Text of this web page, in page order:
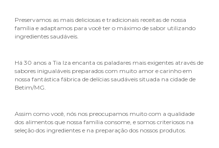
Preservamos as mais deliciosas e tradicionais receitas de nossa
família e adaptamos para você ter o máximo de sabor utilizando
ingredientes saudáveis.
Há 30 anos a Tia Iza encanta os paladares mais exigentes através de
sabores inigualáveis preparados com muito amor e carinho em
nossa fantástica fábrica de delícias saudáveis situada na cidade de
Betim/MG.
Assim como você, nós nos preocupamos muito com a qualidade
dos alimentos que nossa família consome, e somos criteriosos na
seleção dos ingredientes e na preparação dos nossos produtos.